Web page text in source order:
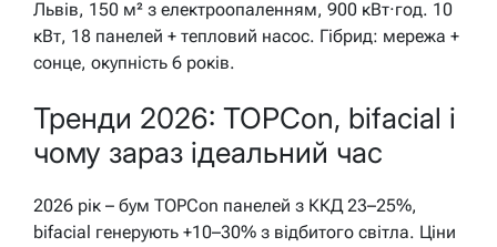
Львів, 150 м² з електроопаленням, 900 кВт·год. 10
кВт, 18 панелей + тепловий насос. Гібрид: мережа +
сонце, окупність 6 років.
Тренди 2026: TOPCon, bifacial і
чому зараз ідеальний час
2026 рік – бум TOPCon панелей з ККД 23–25%,
bifacial генерують +10–30% з відбитого світла. Ціни